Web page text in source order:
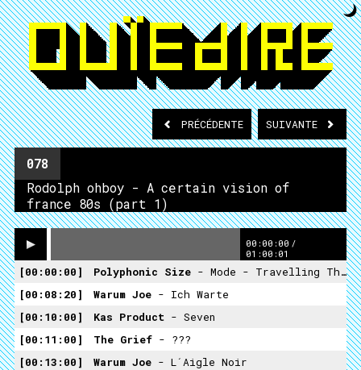
PRÉCÉDENTE SUIVANTE
078
Rodolph ohboy - A certain vision of
france 80s (part 1)
00:00:00 /
01:00:01
00:00:00 Polyphonic Size - Mode - Travelling Things - Party
00:08:20
Warum Joe - Ich Warte
00:10:00
Kas Product - Seven
00:11:00
The Grief - ???
00:13:00
Warum Joe - L´aigle Noir